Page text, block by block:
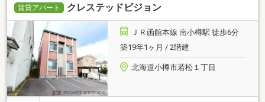
賃貸アパート クレステッドビジョン
ＪＲ函館本線 南小樽駅 徒歩6分
築19年1ヶ月 / 2階建
北海道小樽市若松１丁目